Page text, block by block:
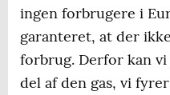
ingen forbrugere i
garanteret, at der
forbrug. Derfor kan
del af den gas, vi